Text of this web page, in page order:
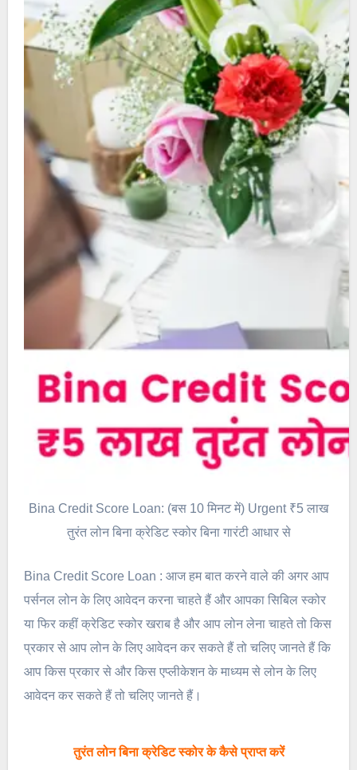
Bina Credit Score Loan: (बस 10 मिनट में) Urgent ₹5 लाख
तुरंत लोन बिना क्रेडिट स्कोर बिना गारंटी आधार से
Bina Credit Score Loan : आज हम बात करने वाले की अगर आप
पर्सनल लोन के लिए आवेदन करना चाहते हैं और आपका सिबिल स्कोर
या फिर कहीं क्रेडिट स्कोर खराब है और आप लोन लेना चाहते तो किस
प्रकार से आप लोन के लिए आवेदन कर सकते हैं तो चलिए जानते हैं कि
आप किस प्रकार से और किस एप्लीकेशन के माध्यम से लोन के लिए
आवेदन कर सकते हैं तो चलिए जानते हैं।
तुरंत लोन बिना क्रेडिट स्कोर के कैसे प्राप्त करें